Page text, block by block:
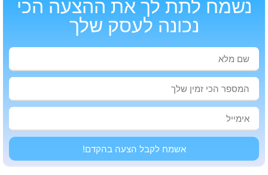
נשמח לתת לך את ההצעה הכי
נכונה לעסק שלך
אשמח לקבל הצעה בהקדם!